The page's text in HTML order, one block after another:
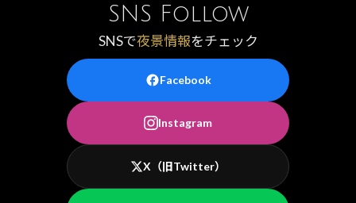
SNS Follow
SNSで夜景情報をチェック
Facebook
Instagram
X（旧Twitter）